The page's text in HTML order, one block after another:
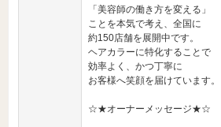
「美容師の働き方を変える」
ことを本気で考え、全国に
約150店舗を展開中です。
ヘアカラーに特化することで
効率よく、かつ丁寧に
お客様へ笑顔を届けています。
☆★オーナーメッセージ★☆